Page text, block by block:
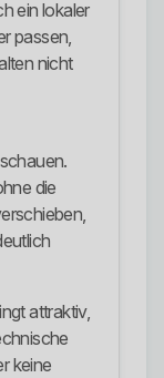
ein lokaler
passen,
nicht
die
attraktiv,
keine